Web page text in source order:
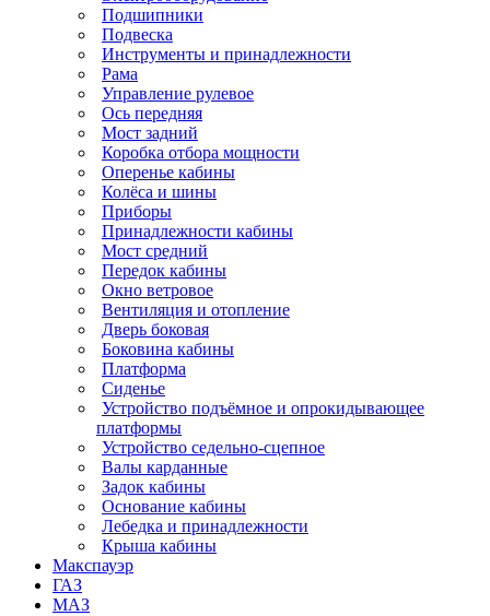
Подшипники
Подвеска
Инструменты и принадлежности
Рама
Управление рулевое
Ось передняя
Мост задний
Коробка отбора мощности
Оперенье кабины
Колёса и шины
Приборы
Принадлежности кабины
Мост средний
Передок кабины
Окно ветровое
Вентиляция и отопление
Дверь боковая
Боковина кабины
Платформа
Сиденье
Устройство подъёмное и опрокидывающее
платформы
Устройство седельно-сцепное
Валы карданные
Задок кабины
Основание кабины
Лебедка и принадлежности
Крыша кабины
Макспауэр
ГАЗ
МАЗ